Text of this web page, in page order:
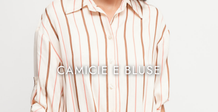
CAMICIE E BLUSE